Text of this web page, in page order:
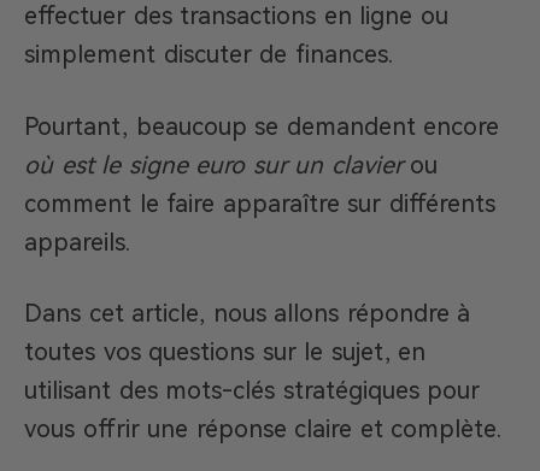
effectuer des transactions en ligne ou
simplement discuter de finances.
Pourtant, beaucoup se demandent encore
où est le signe euro sur un clavierou
comment le faire apparaître sur différents
appareils.
Dans cet article, nous allons répondre à
toutes vos questions sur le sujet, en
utilisant des mots-clés stratégiques pour
vous offrir une réponse claire et complète.